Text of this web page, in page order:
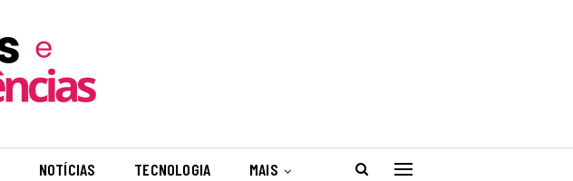
NOTÍCIAS TECNOLOGIA MAIS